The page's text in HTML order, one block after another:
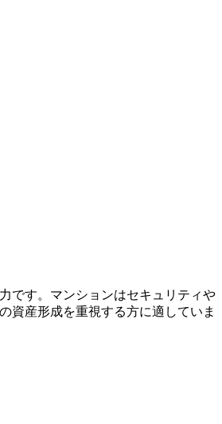
です。マンションはセキュリティや
資産形成を重視する方に適していま